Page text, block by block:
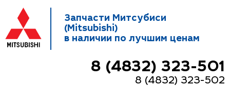
Запчасти Митсубиси
(Mitsubishi)
в наличии по лучшим ценам
8 (4832) 323-501
8 (4832) 323-502